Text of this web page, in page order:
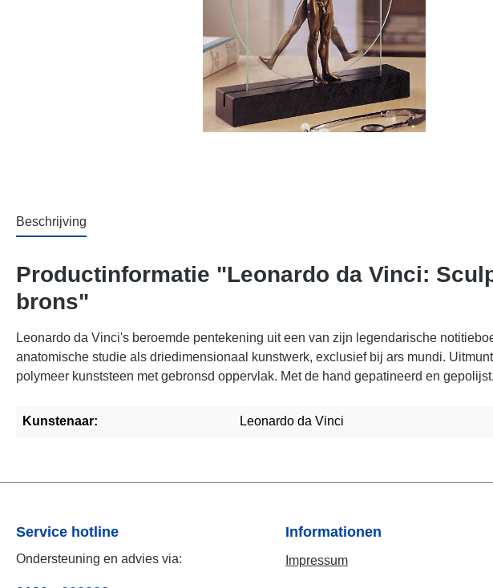
Beschrijving
Productinformatie "Leonardo da Vinci:
brons"
Leonardo da Vinci's beroemde pentekening uit een van zijn legendarische
anatomische studie als driedimensionaal kunstwerk, exclusief bij ars mundi.
polymeer kunststeen met gebronsd oppervlak. Met de hand gepatineerd en
Kunstenaar: Leonardo da Vinci
Service hotline
Ondersteuning en advies via:
Informationen
Impressum